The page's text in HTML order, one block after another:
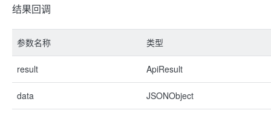
结果回调
参数名称 类型
result ApiResult
data JSONObject